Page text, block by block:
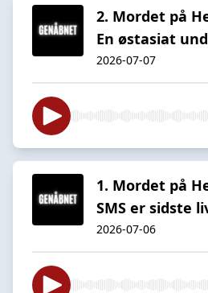
2. Mordet på
En østasiat
2026-07-07
1. Mordet på
SMS er sidste
2026-07-06